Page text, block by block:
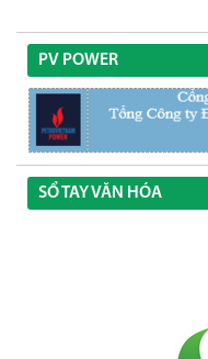
PV POWER
SỔ TAY VĂN HÓA